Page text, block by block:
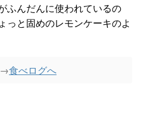
ふんだんに使われているの
っと固めのレモンケーキのよ
→食べログへ